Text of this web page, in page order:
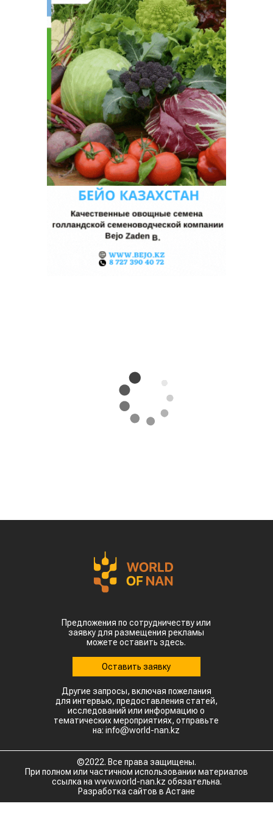
Предложения по сотрудничеству или
заявку для размещения рекламы
можете оставить здесь.
Оставить заявку
Другие запросы, включая пожелания
для интервью, предоставления статей,
исследований или информацию о
тематических мероприятиях, отправьте
на: info@world-nan.kz
©2022. Все права защищены.
При полном или частичном использовании материалов
ссылка на www.world-nan.kz обязательна.
Разработка сайтов в Астане